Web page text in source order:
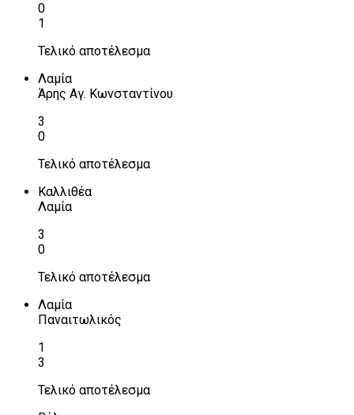
0
1
Τελικό αποτέλεσμα
Λαμία
Άρης Αγ. Κωνσταντίνου
3
0
Τελικό αποτέλεσμα
Καλλιθέα
Λαμία
3
0
Τελικό αποτέλεσμα
Λαμία
Παναιτωλικός
1
3
Τελικό αποτέλεσμα